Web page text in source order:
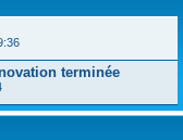
terminée